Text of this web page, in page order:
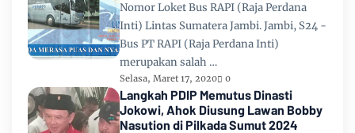
Nomor Loket Bus RAPI (Raja Perdana
Inti) Lintas Sumatera Jambi. Jambi, S24 -
Bus PT RAPI (Raja Perdana Inti)
merupakan salah …
Selasa, Maret 17, 2020 0
Langkah PDIP Memutus Dinasti
Jokowi, Ahok Diusung Lawan Bobby
Nasution di Pilkada Sumut 2024